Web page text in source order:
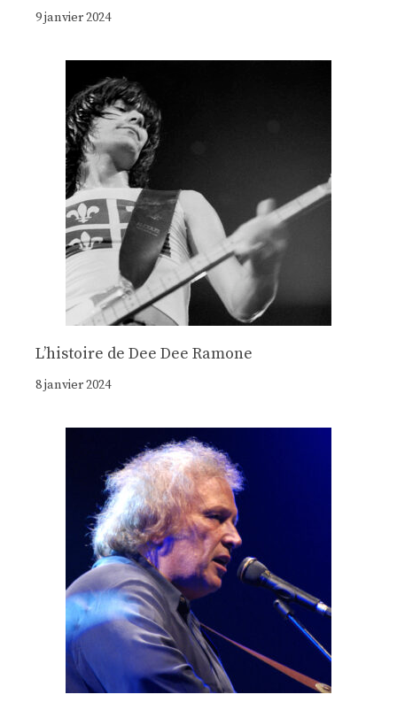
9 janvier 2024
Lʼhistoire de Dee Dee Ramone
8 janvier 2024